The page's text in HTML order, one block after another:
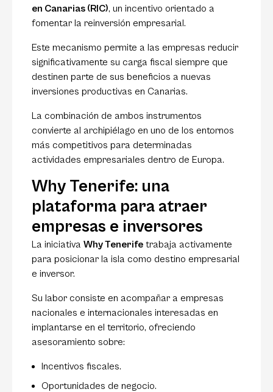
en Canarias (RIC), un incentivo orientado a
fomentar la reinversión empresarial.
Este mecanismo permite a las empresas reducir
significativamente su carga fiscal siempre que
destinen parte de sus beneficios a nuevas
inversiones productivas en Canarias.
La combinación de ambos instrumentos
convierte al archipiélago en uno de los entornos
más competitivos para determinadas
actividades empresariales dentro de Europa.
Why Tenerife: una
plataforma para atraer
empresas e inversores
La iniciativa Why Tenerife trabaja activamente
para posicionar la isla como destino empresarial
e inversor.
Su labor consiste en acompañar a empresas
nacionales e internacionales interesadas en
implantarse en el territorio, ofreciendo
asesoramiento sobre:
Incentivos fiscales.
Oportunidades de negocio.